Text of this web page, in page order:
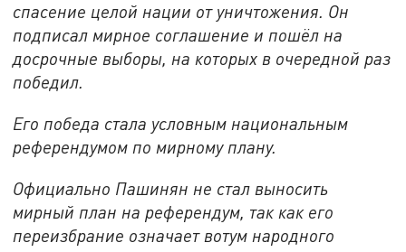
спасение целой нации от уничтожения. Он
подписал мирное соглашение и пошёл на
досрочные выборы, на которых в очередной раз
победил.
Его победа стала условным национальным
референдумом по мирному плану.
Официально Пашинян не стал выносить
мирный план на референдум, так как его
переизбрание означает вотум народного